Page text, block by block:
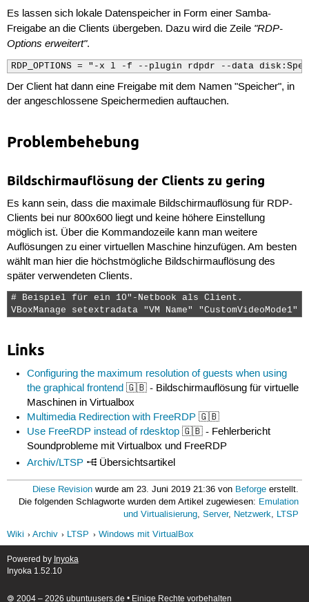
Es lassen sich lokale Datenspeicher in Form einer Samba-
Freigabe an die Clients übergeben. Dazu wird die Zeile "RDP-
Options erweitert".
RDP_OPTIONS = "-x l -f --plugin rdpdr --data
Der Client hat dann eine Freigabe mit dem Namen "Speicher", in
der angeschlossene Speichermedien auftauchen.
Problembehebung
Bildschirmauflösung der Clients zu gering
Es kann sein, dass die maximale Bildschirmauflösung für RDP-
Clients bei nur 800x600 liegt und keine höhere Einstellung
möglich ist. Über die Kommandozeile kann man weitere
Auflösungen zu einer virtuellen Maschine hinzufügen. Am besten
wählt man hier die höchstmögliche Bildschirmauflösung des
später verwendeten Clients.
# Beispiel für ein 10"-Netbook als Client.
VBoxManage setextradata "VM Name" "CustomVideoMode1"
Links
Configuring the maximum resolution of guests when using
the graphical frontend 🇬🇧 - Bildschirmauflösung für virtuelle
Maschinen in Virtualbox
Multimedia Redirection with FreeRDP 🇬🇧
Use FreeRDP instead of rdesktop 🇬🇧 - Fehlerbericht
Soundprobleme mit Virtualbox und FreeRDP
Archiv/LTSP
Übersichtsartikel
Diese Revision wurde am 23. Juni 2019 21:36 von Beforge erstellt.
Die folgenden Schlagworte wurden dem Artikel zugewiesen: Emulation
und Virtualisierung,Server, Netzwerk, LTSP
Wiki
Archiv LTSP Windows mit VirtualBox
Powered by Inyoka
Inyoka 1.52.10
🄯 2004 – 2026 ubuntuusers.de • Einige Rechte vorbehalten